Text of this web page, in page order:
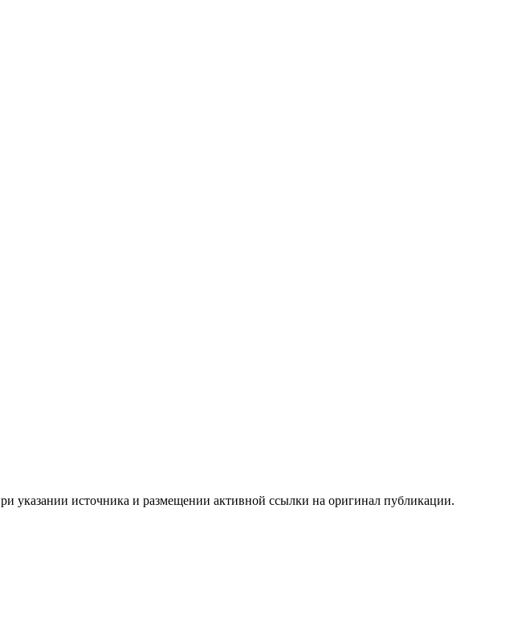
указании источника и размещении активной ссылки на оригинал публикации.